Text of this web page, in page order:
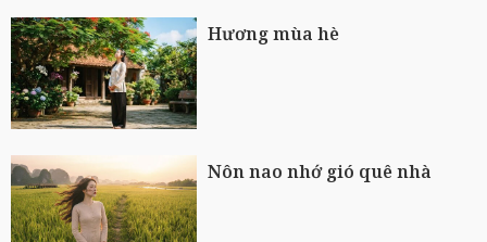
Hương mùa hè
Nôn nao nhớ gió quê nhà